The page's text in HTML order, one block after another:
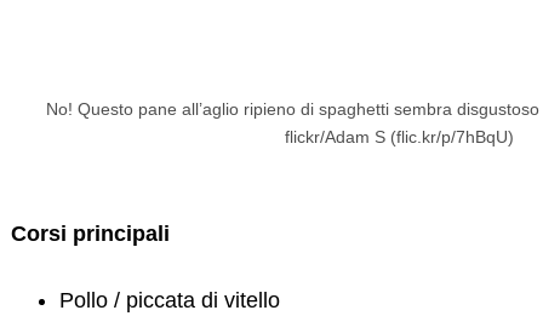
No! Questo pane all’aglio ripieno di spaghetti sembra
flickr/Adam S (flic.kr/p/7hBqU)
Corsi principali
Pollo / piccata di vitello
Search
for: